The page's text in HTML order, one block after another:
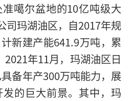
噶尔盆地的10亿吨级大
玛湖油区，自2017年规
新建产能641.9万吨，累
年11月，玛湖油区日
备年产300万吨能力，展
的巨大前景。其中，玛